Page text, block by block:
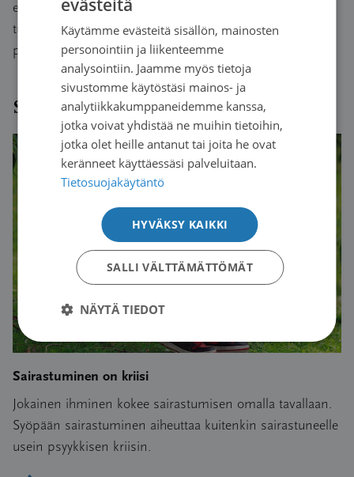
ennen kuin kasvain näkyy röntgenkuvassa tai on käsin
tunnettavissa. Joskus kasvain voi kuitenkin kasvaa myös
paljon nopeammin.
Sinua voisi myös kiinnostaa
Sairastuminen on kriisi
Jokainen ihminen kokee sairastumisen omalla tavallaan.
Syöpään sairastuminen aiheuttaa kuitenkin sairastuneelle
usein psyykkisen kriisin.
SWEDISH
Käytämme evästeitä sisällön, mainosten
personointiin ja liikenteemme
analysointiin. Jaamme myös tietoja
sivustomme käytöstäsi mainos- ja
analytiikkakumppaneidemme kanssa,
jotka voivat yhdistää ne muihin tietoihin,
jotka olet heille antanut tai joita he ovat
keränneet käyttäessäsi palveluitaan.
Tietosuojakäytäntö
HYVÄKSY KAIKKI
SALLI VÄLTTÄMÄTTÖMÄT
NÄYTÄ TIEDOT